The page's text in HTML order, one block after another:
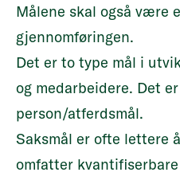
Målene skal også være
gjennomføringen.
Det er to type mål i
og medarbeidere. Det
person/atferdsmål.
Saksmål er ofte lettere
omfatter